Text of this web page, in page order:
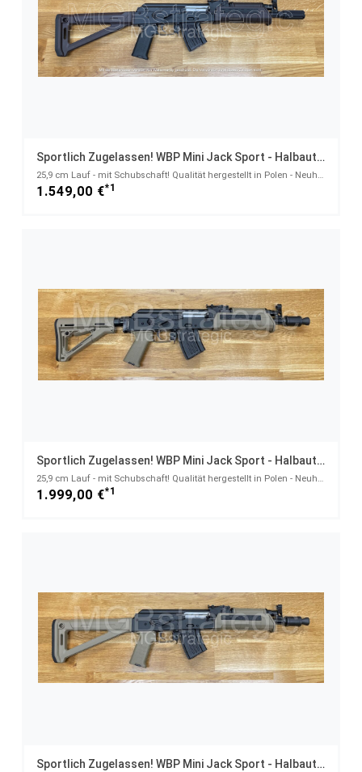
Sportlich Zugelassen! WBP Mini Jack Sport - Halbautom. Büchse 7,62x39
25,9 cm Lauf - mit Schubschaft! Qualität hergestellt in Polen - Neuheit! - System AKM AK47 AK74 Mini
1.549,00 €*1
Sportlich Zugelassen! WBP Mini Jack Sport - Halbautom. Büchse 7,62x39
25,9 cm Lauf - mit Schubschaft! Qualität hergestellt in Polen - Neuheit! - System AKM AK47 AK74 Mini
1.999,00 €*1
Sportlich Zugelassen! WBP Mini Jack Sport - Halbautom. Büchse 7,62x39